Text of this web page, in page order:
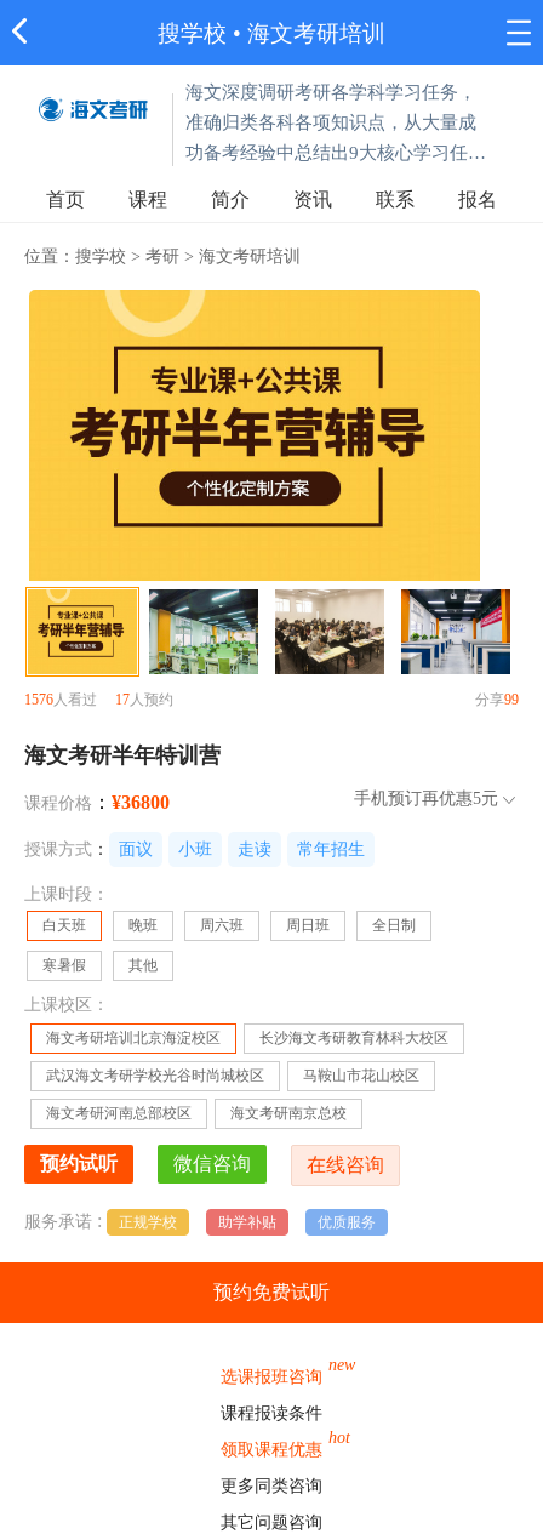
搜学校 • 海文考研培训
海文深度调研考研各学科学习任务，
准确归类各科各项知识点，从大量成
功备考经验中总结出9大核心学习任
节约大量复习时间、缩短复习路径、
超目标完成各阶段备考任
首页 课程 简介 资讯 联系 报名
位置： 搜学校 > 考研 > 海文考研培训
1576人看过 17人预约 分享99
海文考研半年特训营
课程价格 ： ¥36800 手机预订再优惠5元
授课方式 ： 面议 小班 走读 常年招生
上课时段：
白天班 晚班 周六班 周日班 全日制
寒暑假 其他
上课校区：
海文考研培训北京海淀校区 长沙海文考研教育林科大校区
武汉海文考研学校光谷时尚城校区 马鞍山市花山校区
海文考研河南总部校区 海文考研南京总校
服务承诺 : 正规学校 助学补贴 优质服务
预约免费试听
选课报班咨询
new
课程报读条件
领取课程优惠
hot
更多同类咨询
其它问题咨询